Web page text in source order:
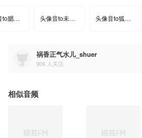
头像音to腮腮小公主（祸水儿） 头像音to未钚宝儿（祸水儿） 头像音to狐狸宝儿（祸水儿）
祸香正气水儿_shuer
906 人关注
相似音频